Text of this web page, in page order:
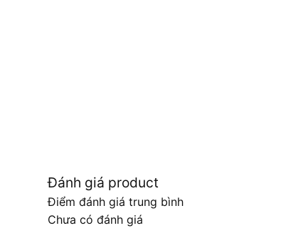
Đánh giá product
Điểm đánh giá trung bình
Chưa có đánh giá